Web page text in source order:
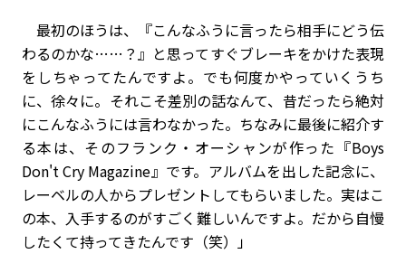
最初のほうは、『こんなふうに言ったら相手にどう伝
わるのかな……？』と思ってすぐブレーキをかけた表現
をしちゃってたんですよ。でも何度かやっていくうち
に、徐々に。それこそ差別の話なんて、昔だったら絶対
にこんなふうには言わなかった。ちなみに最後に紹介す
る本は、そのフランク・オーシャンが作った『Boys
Don't Cry Magazine』です。アルバムを出した記念に、
レーベルの人からプレゼントしてもらいました。実はこ
の本、入手するのがすごく難しいんですよ。だから自慢
したくて持ってきたんです（笑）」